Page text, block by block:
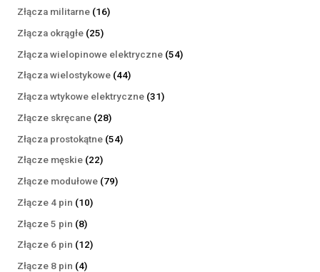
produktów
Złącza militarne 1616
Złącza okrągłe 2525
produktów
Złącza wielopinowe elektryczne 5454
Złącza wielostykowe 4444
produkty
Złącza wtykowe elektryczne 3131
Złącze skręcane 2828
produktów
Złącza prostokątne 5454
Złącze męskie 2222
produkty
Złącze modułowe 7979
Złącze 4 pin 1010
Złącze 5 pin 88
produktów
Złącze 6 pin 1212
Złącze 8 pin 44